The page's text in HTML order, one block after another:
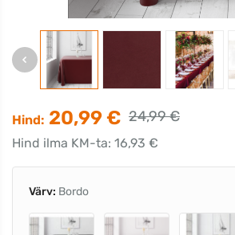
Hind: 20,99 € 24,99 €
Hind ilma KM-ta: 16,93 €
Värv: Bordo